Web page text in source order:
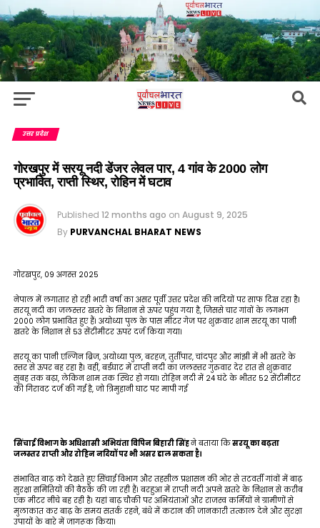
उत्तर प्रदेश
गोरखपुर में सरयू नदी डेंजर लेवल पार, 4 गांव के 2000 लोग
प्रभावित, राप्ती स्थिर, रोहिन में घटाव
Published 12 months ago on August 9, 2025
By PURVANCHAL BHARAT NEWS
गोरखपुर, 09 अगस्त 2025
नेपाल में लगातार हो रही भारी वर्षा का असर पूर्वी उत्तर प्रदेश की नदियों पर साफ दिख रहा है।
सरयू नदी का जलस्तर खतरे के निशान से ऊपर पहुंच गया है, जिससे चार गांवों के लगभग
2000 लोग प्रभावित हुए हैं। अयोध्या पुल के पास मीटर गेज पर शुक्रवार शाम सरयू का पानी
खतरे के निशान से 53 सेंटीमीटर ऊपर दर्ज किया गया।
सरयू का पानी एल्गिन ब्रिज, अयोध्या पुल, बरहज, तुर्तीपार, चांदपुर और मांझी में भी खतरे के
स्तर से ऊपर बह रहा है। वहीं, बर्डघाट में राप्ती नदी का जलस्तर गुरुवार देर रात से शुक्रवार
सुबह तक बढ़ा, लेकिन शाम तक स्थिर हो गया। रोहिन नदी में 24 घंटे के भीतर 52 सेंटीमीटर
की गिरावट दर्ज की गई है, जो त्रिमुहानी घाट पर मापी गई
सिंचाई विभाग के अधिशासी अभियंता विपिन बिहारी सिंहने बताया किसरयू का बढ़ता
जलस्तर राप्ती और रोहिन नदियों पर भी असर डाल सकता है।
संभावित बाढ़ को देखते हुए सिंचाई विभाग और तहसील प्रशासन की ओर से तटवर्ती गांवों में बाढ़
सुरक्षा समितियों की बैठकें की जा रही हैं। बरहुआ में राप्ती नदी अपने खतरे के निशान से करीब
एक मीटर नीचे बह रही है। यहां बाढ़ चौकी पर अभियंताओं और राजस्व कर्मियों ने ग्रामीणों से
मुलाकात कर बाढ़ के समय सतर्क रहने, बंधे में कटान की जानकारी तत्काल देने और सुरक्षा
उपायों के बारे में जागरूक किया।